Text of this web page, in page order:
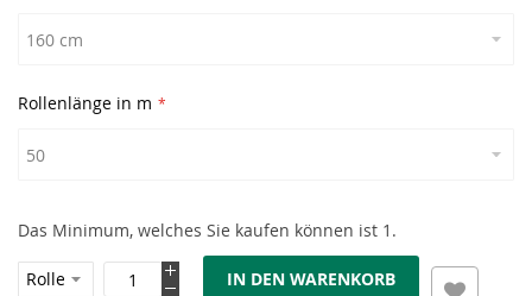
Rollenlänge in m
Das Minimum, welches Sie kaufen können ist 1.
IN DEN WARENKORB